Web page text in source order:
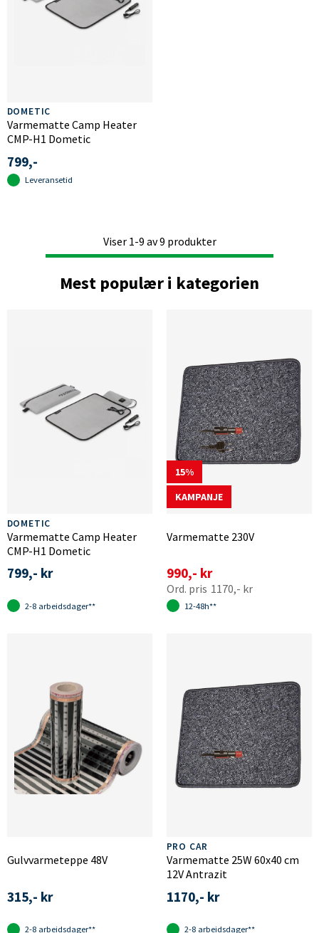
DOMETIC
Varmematte Camp Heater
CMP-H1 Dometic
799,-
Leveransetid
Viser 1-9 av9 produkter
Mest populær i kategorien
DOMETIC
Varmematte Camp Heater
CMP-H1 Dometic
799,- kr
2-8 arbeidsdager**
15
KAMPANJE
Varmematte 230V
990,- kr
1170,- kr
12-48h**
Gulvvarmeteppe 48V
315,- kr
2-8 arbeidsdager**
PRO CAR
Varmematte 25W 60x40 cm
12V Antrazit
1170,- kr
2-8 arbeidsdager**